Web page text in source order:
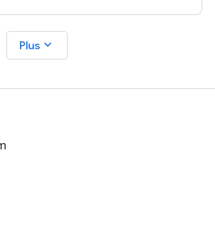
Plus expand_more